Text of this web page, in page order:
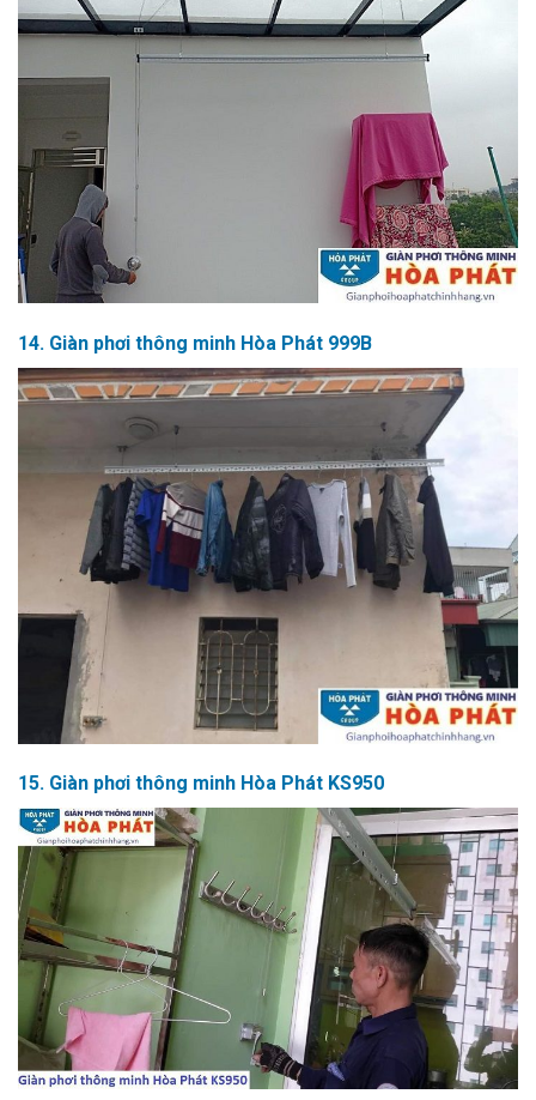
14. Giàn phơi thông minh Hòa Phát 999B
15. Giàn phơi thông minh Hòa Phát KS950